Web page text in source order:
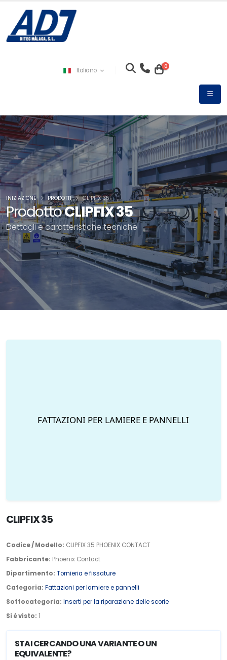
Italiano 0
ProdottoCLIPFIX 35
Dettagli e caratteristiche tecniche
INIZIAZIONE PRODOTTI CLIPFIX 35
CLIPFIX 35
Codice / Modello: CLIPFIX 35 PHOENIX CONTACT
Fabbricante: Phoenix Contact
Dipartimento: Tornieria e fissature
Categoria: Fattazioni per lamiere e pannelli
Sottocategoria: Inserti per la riparazione delle scorie
Si è visto: 1
STAI CERCANDO UNA VARIANTE O UN
EQUIVALENTE?